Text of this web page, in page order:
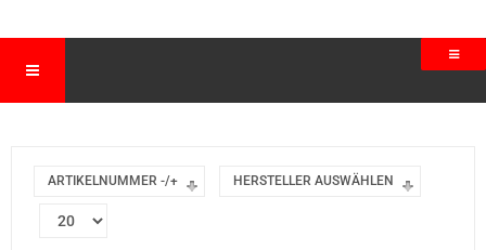
ARTIKELNUMMER -/+ HERSTELLER AUSWÄHLEN